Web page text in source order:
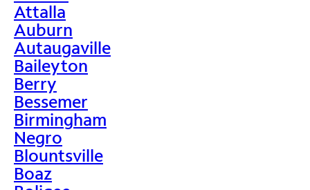
Attalla
Auburn
Autaugaville
Baileyton
Berry
Bessemer
Birmingham
Negro
Blountsville
Boaz